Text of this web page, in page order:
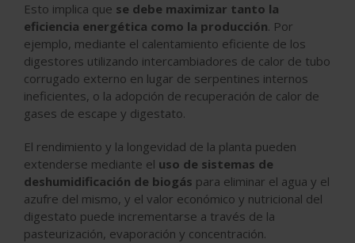
Esto implica que se debe maximizar tanto la
eficiencia energética como la producción. Por
ejemplo, mediante el calentamiento eficiente de los
digestores utilizando intercambiadores de calor de tubo
corrugado externo en lugar de serpentines internos
ineficientes, o la adopción de recuperación de calor de
gases de escape y digestato.
El rendimiento y la longevidad de la planta pueden
extenderse mediante el uso de sistemas de
deshumidificación de biogás para eliminar el agua y el
azufre del mismo, y el valor económico y nutricional del
digestato puede incrementarse a través de la
pasteurización, evaporación y concentración.